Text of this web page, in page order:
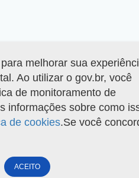
melhorar sua
Ao utilizar o gov.br, você
de monitoramento de
informações sobre como
de cookies.Se você
ACEITO